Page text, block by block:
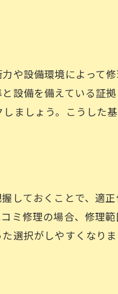
すコツ
は
方
収集法
や設備環境によって
設備を備えている証
ましょう。こうした
しておくことで、適
ミ修理の場合、修理
選択がしやすくなりま